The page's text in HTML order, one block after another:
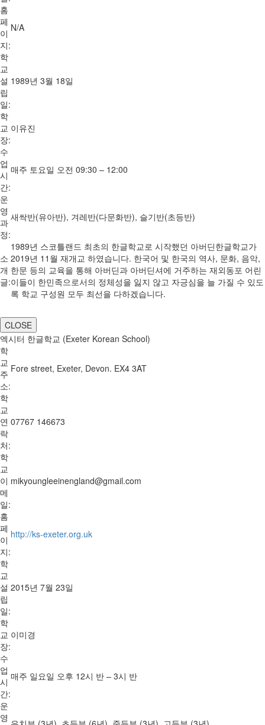
홈
페
이
지:
N/A
학
교
설
립
일:
1989년 3월 18일
학
교
장:
이유진
수
업
시
간:
매주 토요일 오전 09:30 – 12:00
운
영
과
정:
새싹반(유아반), 겨레반(다문화반), 슬기반(초등반)
소
개
글:
1989년 스코틀랜드 최초의 한글학교로 시작했던 아버딘한글학교가
2019년 11월 재개교 하였습니다. 한국어 및 한국의 역사, 문화, 음악,
한문 등의 교육을 통해 아버딘과 아버딘셔에 거주하는 재외동포 어린
이들이 한민족으로서의 정체성을 잃지 않고 자긍심을 늘 가질 수 있도
록 학교 구성원 모두 최선을 다하겠습니다.
CLOSE
엑시터 한글학교 (Exeter Korean School)
학
교
주
소:
Fore street, Exeter, Devon. EX4 3AT
학
교
연
락
처:
07767 146673
학
교
이
메
일:
mikyoungleeinengland@gmail.com
홈
페
이
지:
http://ks-exeter.org.uk
학
교
설
립
일:
2015년 7월 23일
학
교
장:
이미경
수
업
시
간:
매주 일요일 오후 12시 반 – 3시 반
운
영